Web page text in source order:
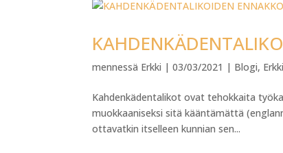
mennessä Erkki |03/03/2021 | Blogi, Erkki
Kahdenkädentalikot ovat tehokkaita
muokkaaniseksi sitä kääntämättä
ottavatkin itselleen kunnian sen...